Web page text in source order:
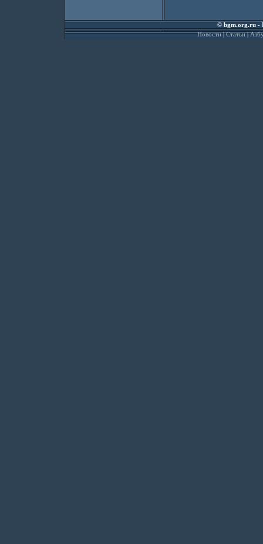
©bgm.org.ru-
Новости|Статьи|